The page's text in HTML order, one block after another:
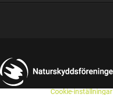
Cookie-inställningar